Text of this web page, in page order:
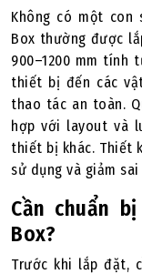
Không có một con
Box thường được
900–1200 mm tính
thiết bị đến các
thao tác an toàn.
hợp với layout và
thiết bị khác. Thiết
sử dụng và giảm
Cần chuẩn
Box?
Trước khi lắp đặt,